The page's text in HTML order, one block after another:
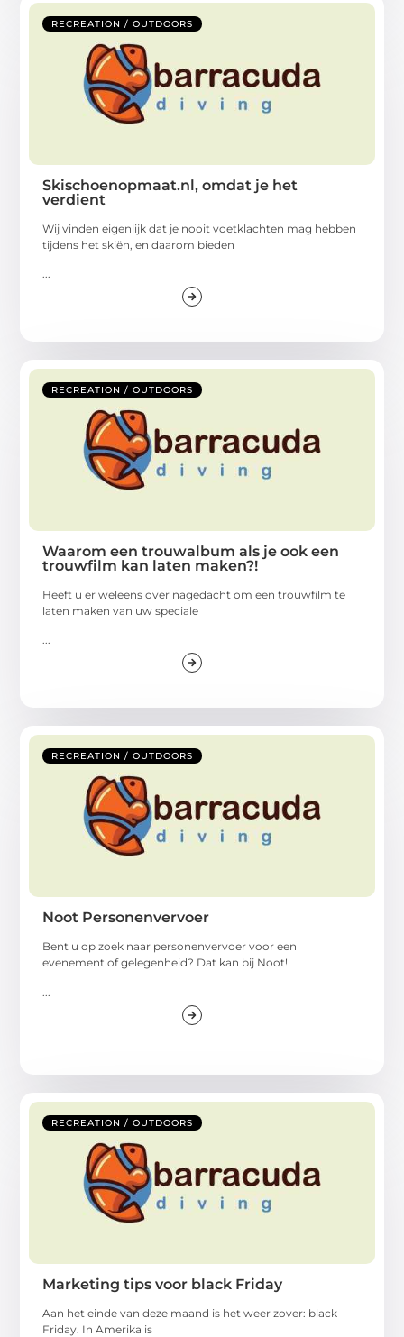
RECREATION / OUTDOORS
Skischoenopmaat.nl, omdat je het
verdient
Wij vinden eigenlijk dat je nooit voetklachten mag hebben
tijdens het skiën, en daarom bieden
RECREATION / OUTDOORS
Waarom een trouwalbum als je ook een
trouwfilm kan laten maken?!
Heeft u er weleens over nagedacht om een trouwfilm te
laten maken van uw speciale
...
RECREATION / OUTDOORS
Noot Personenvervoer
Bent u op zoek naar personenvervoer voor een
evenement of gelegenheid? Dat kan bij Noot!
RECREATION / OUTDOORS
Marketing tips voor black Friday
Aan het einde van deze maand is het weer zover: black
Friday. In Amerika is